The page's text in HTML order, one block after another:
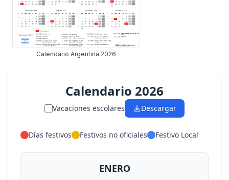
Calendario Argentina 2026
Calendario 2026
Vacaciones escolares Descargar
Días festivos Festivos no oficiales Festivo Local
ENERO